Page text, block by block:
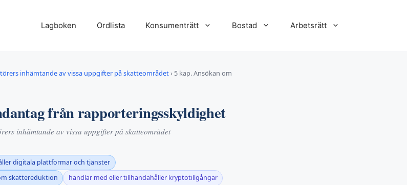
Lagboken Ordlista Konsumenträtt Bostad Arbetsrätt
inhämtande av vissa uppgifter på skatteområdet› 5 kap. Ansökan om
från rapporteringsskyldighet
inhämtande av vissa uppgifter på skatteområdet
digitala plattformar och tjänster
skattereduktion
handlar med eller tillhandahåller kryptotillgångar